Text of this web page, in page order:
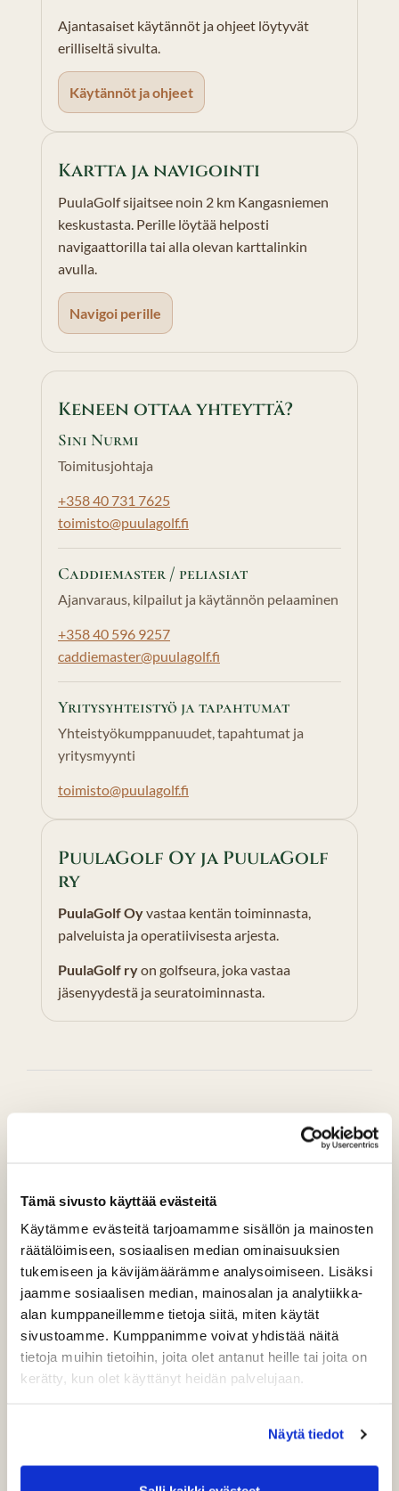
Tämä sivusto käyttää evästeitä
Käytämme evästeitä tarjoamamme sisällön ja mainosten
räätälöimiseen, sosiaalisen median ominaisuuksien
tukemiseen ja kävijämäärämme analysoimiseen. Lisäksi
jaamme sosiaalisen median, mainosalan ja analytiikka-
alan kumppaneillemme tietoja siitä, miten käytät
sivustoamme. Kumppanimme voivat yhdistää näitä
tietoja muihin tietoihin, joita olet antanut heille tai joita on
kerätty, kun olet käyttänyt heidän palvelujaan.
Näytä tiedot
Ajantasaiset käytännöt ja ohjeet löytyvät
erilliseltä sivulta.
Käytännöt ja ohjeet
Kartta ja navigointi
PuulaGolf sijaitsee noin 2 km Kangasniemen
keskustasta. Perille löytää helposti
navigaattorilla tai alla olevan karttalinkin
avulla.
Navigoi perille
Keneen ottaa yhteyttä?
Sini Nurmi
Toimitusjohtaja
+358 40 731 7625
toimisto@puulagolf.fi
Caddiemaster / peliasiat
Ajanvaraus, kilpailut ja käytännön pelaaminen
+358 40 596 9257
caddiemaster@puulagolf.fi
Yritysyhteistyö ja tapahtumat
Yhteistyökumppanuudet, tapahtumat ja
yritysmyynti
toimisto@puulagolf.fi
PuulaGolf Oy ja PuulaGolf
ry
PuulaGolf Oyvastaa kentän toiminnasta,
palveluista ja operatiivisesta arjesta.
PuulaGolf ryon golfseura, joka vastaa
jäsenyydestä ja seuratoiminnasta.
Sini Nurmi